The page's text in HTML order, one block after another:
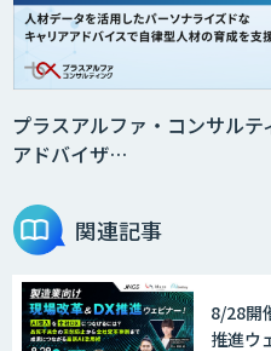
プラスアルファ・コンサル
アドバイザ…
関連記事
8/28開
推進ウ